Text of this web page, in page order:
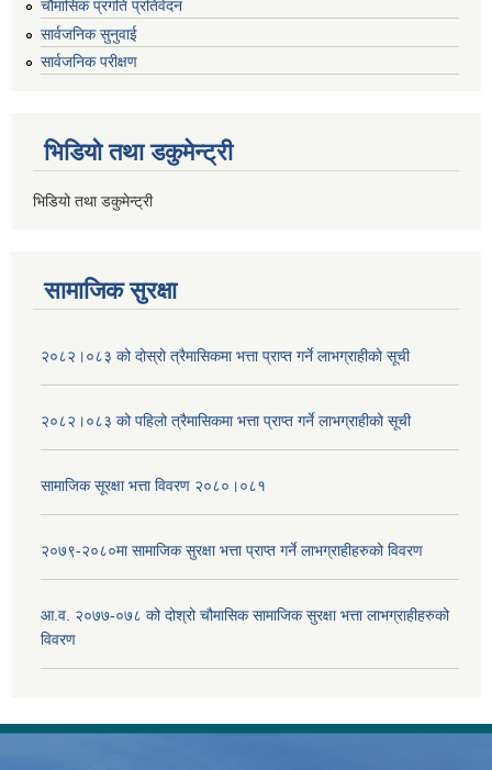
चौमासिक प्रगति प्रतिवेदन
सार्वजनिक सुनुवाई
सार्वजनिक परीक्षण
भिडियो तथा डकुमेन्ट्री
भिडियो तथा डकुमेन्ट्री
सामाजिक सुरक्षा
२०८२।०८३ को दोस्रो त्रैमासिकमा भत्ता प्राप्‍त गर्ने लाभग्राहीको सूची
२०८२।०८३ को पहिलो त्रैमासिकमा भत्ता प्राप्‍त गर्ने लाभग्राहीको सूची
सामाजिक सूरक्षा भत्ता विवरण २०८०।०८१
२०७९-२०८०मा सामाजिक सुरक्षा भत्ता प्राप्त गर्ने लाभग्राहीहरुको विवरण
आ.व. २०७७-०७८ को दोश्रो चौमासिक सामाजिक सुरक्षा भत्ता लाभग्राहीहरुको
विवरण